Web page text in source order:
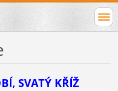
SVATÝ KŘÍŽ